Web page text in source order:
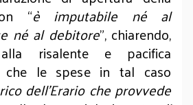
“è imputabile né al
né al debitore”, chiarendo,
risalente e pacifica
che le spese in tal caso
dell’Erario che provvede